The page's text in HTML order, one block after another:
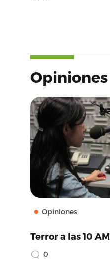
Opiniones
Opiniones
Terror a las 10 AM
0